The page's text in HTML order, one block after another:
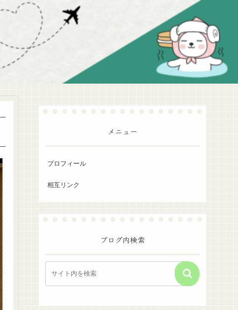
メニュー
プロフィール
相互リンク
ブログ内検索